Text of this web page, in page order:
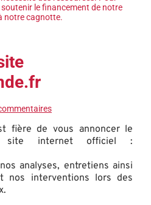
le financement de notre
notre cagnotte.
fière de vous annoncer le
site internet officiel :
analyses, entretiens ainsi
nos interventions lors des